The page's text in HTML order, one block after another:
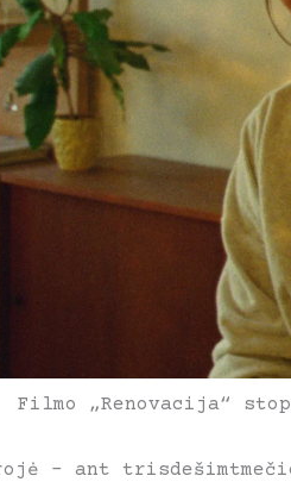
Filmo „Renovacija“
– ant